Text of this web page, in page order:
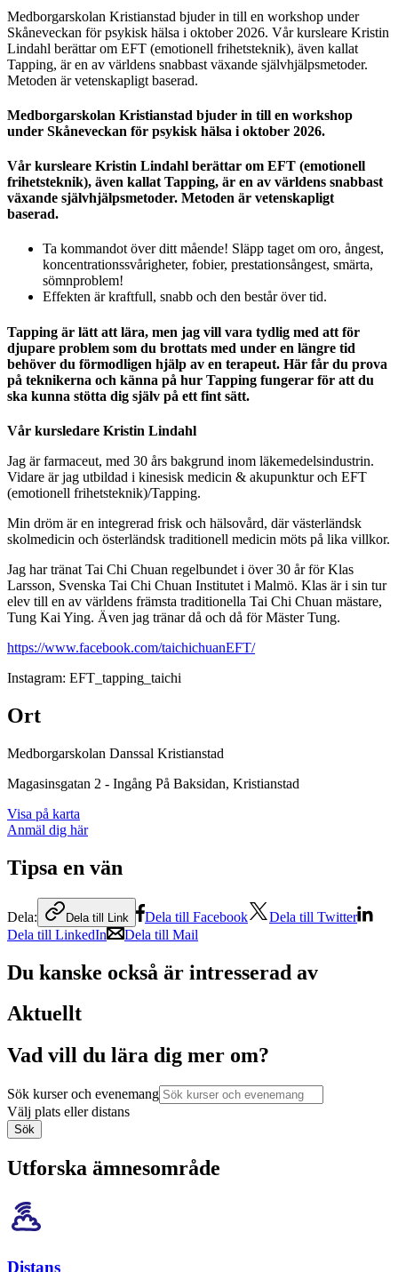
Medborgarskolan Kristianstad bjuder in till en workshop under
Skåneveckan för psykisk hälsa i oktober 2026. Vår kursleare Kristin
Lindahl berättar om EFT (emotionell frihetsteknik), även kallat
Tapping, är en av världens snabbast växande självhjälpsmetoder.
Metoden är vetenskapligt baserad.
Medborgarskolan Kristianstad bjuder in till en workshop
under Skåneveckan för psykisk hälsa i oktober 2026.
Vår kursleare Kristin Lindahl berättar om EFT (emotionell
frihetsteknik), även kallat Tapping, är en av världens snabbast
växande självhjälpsmetoder. Metoden är vetenskapligt
baserad.
Ta kommandot över ditt mående! Släpp taget om oro, ångest,
koncentrationssvårigheter, fobier, prestationsångest, smärta,
sömnproblem!
Effekten är kraftfull, snabb och den består över tid.
Tapping är lätt att lära, men jag vill vara tydlig med att för
djupare problem som du brottats med under en längre tid
behöver du förmodligen hjälp av en terapeut. Här får du prova
på teknikerna och känna på hur Tapping fungerar för att du
ska kunna stötta dig själv på ett fint sätt.
Vår kursledare Kristin Lindahl
Jag är farmaceut, med 30 års bakgrund inom läkemedelsindustrin.
Vidare är jag utbildad i kinesisk medicin & akupunktur och EFT
(emotionell frihetsteknik)/Tapping.
Min dröm är en integrerad frisk och hälsovård, där västerländsk
skolmedicin och österländsk traditionell medicin möts på lika villkor.
Jag har tränat Tai Chi Chuan regelbundet i över 30 år för Klas
Larsson, Svenska Tai Chi Chuan Institutet i Malmö. Klas är i sin tur
elev till en av världens främsta traditionella Tai Chi Chuan mästare,
Tung Kai Ying. Även jag tränar då och då för Mäster Tung.
https://www.facebook.com/taichichuanEFT/
Instagram: EFT_tapping_taichi
Ort
Medborgarskolan Danssal Kristianstad
Magasinsgatan 2 - Ingång På Baksidan, Kristianstad
Visa på karta
Anmäl dig här
Tipsa en vän
Dela: Dela till Link Dela till Facebook
Dela till Twitter
Dela till LinkedIn
Dela till Mail
Du kanske också är intresserad av
Aktuellt
Vad vill du lära dig mer om?
Sök kurser och evenemang
Välj plats eller distans
Sök
Utforska ämnesområde
Distans